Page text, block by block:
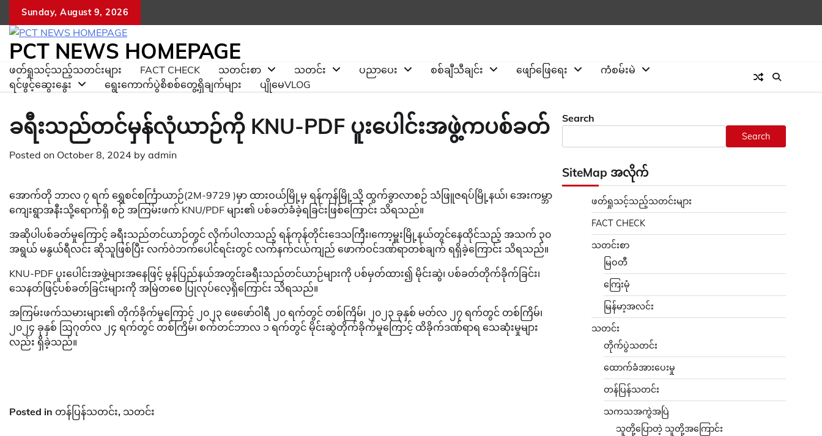
content
Sunday, August 9, 2026
PCT NEWS HOMEPAGE
ဖတ်ရှုသင့်သည့်သတင်းများ FACT CHECK သတင်းစာ သတင်း ပညာပေး စစ်ချီသီချင်း ဖျော်ဖြေရေး
ကံစမ်းမဲ
ရင်ဖွင့်ဆွေးနွေး
ရွေးကောက်ပွဲစိစစ်တွေ့ရှိချက်များ ပျိုမေVLOG
ခရီးသည်တင်မှန်လုံယာဉ်ကို KNU-PDF ပူးပေါင်းအဖွဲ့ကပစ်ခတ်
Posted on October 8, 2024 by admin
အောက်တို ဘာလ ၇ ရက် ရွှေစင်စင်္ကြာယာဉ်(2M-9729 )မှာ ထားဝယ်မြို့မှ ရန်ကုန်မြို့သို့ ထွက်ခွာလာစဉ် သံဖြူဇရပ်မြို့နယ်၊ အေးကမ္ဘာ
ကျေးရွာအနီးသို့ရောက်ရှိ စဉ် အကြမ်းဖက် KNU/PDF များ၏ ပစ်ခတ်ခံခဲ့ရခြင်းဖြစ်ကြောင်း သိရသည်။
အဆိုပါပစ်ခတ်မှုကြောင့် ခရီးသည်တင်ယာဉ်တွင် လိုက်ပါလာသည့် ရန်ကုန်တိုင်း‌ဒေသကြီး၊ကော့မှူးမြို့နယ်တွင်နေထိုင်သည့် အသက် ၃၀
အရွယ် မနွယ်ရီလင်း ဆိုသူဖြစ်ပြီး လက်ဝဲဘက်ပေါင်ရင်းတွင် လက်နက်ငယ်ကျည် ဖောက်ဝင်ဒဏ်ရာတစ်ချက် ရရှိခဲ့ကြောင်း သိရသည်။
KNU-PDF ပူးပေါင်းအဖွဲ့များအနေဖြင့် မွန်ပြည်နယ်အတွင်းခရီးသည်တင်ယာဉ်များကို ပစ်မှတ်ထား၍ မိုင်းဆွဲ၊ ပစ်ခတ်တိုက်ခိုက်ခြင်း၊
သေနတ်ဖြင့်ပစ်ခတ်ခြင်းများကို အမြဲတစေ ပြုလုပ်လေ့ရှိကြောင်း သိရသည်။
အကြမ်းဖက်သမားများ၏ တိုက်ခိုက်မှုကြောင့် ၂၀၂၃ ဖေဖော်ဝါရီ ၂၀ ရက်တွင် တစ်ကြိမ်၊ ၂၀၂၃ ခုနှစ် မတ်လ ၂၇ ရက်တွင် တစ်ကြိမ်၊
၂၀၂၄ ခုနှစ် ဩဂုတ်လ ၂၄ ရက်တွင် တစ်ကြိမ်၊ စက်တင်ဘာလ ၁ ရက်တွင် မိုင်းဆွဲတိုက်ခိုက်မှုကြောင့် ထိခိုက်ဒဏ်ရာရ သေဆုံးမှုများ
လည်း ရှိခဲ့သည်။
Posted in တန်ပြန်သတင်း, သတင်း
Search
Search
SiteMap အလိုက်
ဖတ်ရှုသင့်သည့်သတင်းများ
FACT CHECK
သတင်းစာ
မြဝတီ
ကြေးမုံ
မြန်မာ့အလင်း
သတင်း
တိုက်ပွဲသတင်း
ထောက်ခံအားပေးမှု
တန်ပြန်သတင်း
သကသအကွဲအပြဲ
သူတို့ပြောတဲ့ သူတို့အကြောင်း